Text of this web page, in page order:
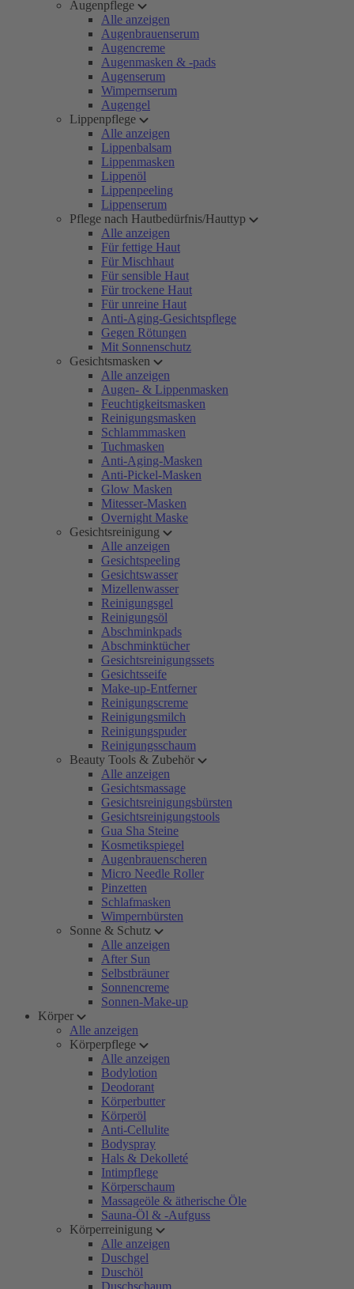
Augenpflege
Alle anzeigen
Augenbrauenserum
Augencreme
Augenmasken & -pads
Augenserum
Wimpernserum
Augengel
Lippenpflege
Alle anzeigen
Lippenbalsam
Lippenmasken
Lippenöl
Lippenpeeling
Lippenserum
Pflege nach Hautbedürfnis/Hauttyp
Alle anzeigen
Für fettige Haut
Für Mischhaut
Für sensible Haut
Für trockene Haut
Für unreine Haut
Anti-Aging-Gesichtspflege
Gegen Rötungen
Mit Sonnenschutz
Gesichtsmasken
Alle anzeigen
Augen- & Lippenmasken
Feuchtigkeitsmasken
Reinigungsmasken
Schlammmasken
Tuchmasken
Anti-Aging-Masken
Anti-Pickel-Masken
Glow Masken
Mitesser-Masken
Overnight Maske
Gesichtsreinigung
Alle anzeigen
Gesichtspeeling
Gesichtswasser
Mizellenwasser
Reinigungsgel
Reinigungsöl
Abschminkpads
Abschminktücher
Gesichtsreinigungssets
Gesichtsseife
Make-up-Entferner
Reinigungscreme
Reinigungsmilch
Reinigungspuder
Reinigungsschaum
Beauty Tools & Zubehör
Alle anzeigen
Gesichtsmassage
Gesichtsreinigungsbürsten
Gesichtsreinigungstools
Gua Sha Steine
Kosmetikspiegel
Augenbrauenscheren
Micro Needle Roller
Pinzetten
Schlafmasken
Wimpernbürsten
Sonne & Schutz
Alle anzeigen
After Sun
Selbstbräuner
Sonnencreme
Sonnen-Make-up
Körper
Alle anzeigen
Körperpflege
Alle anzeigen
Bodylotion
Deodorant
Körperbutter
Körperöl
Anti-Cellulite
Bodyspray
Hals & Dekolleté
Intimpflege
Körperschaum
Massageöle & ätherische Öle
Sauna-Öl & -Aufguss
Körperreinigung
Alle anzeigen
Duschgel
Duschöl
Duschschaum